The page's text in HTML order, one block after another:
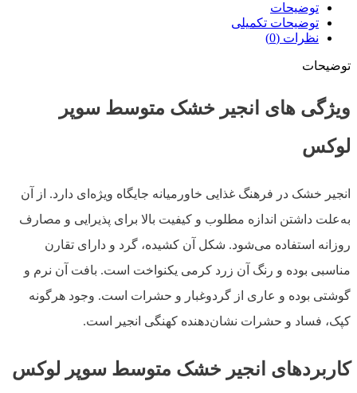
توضیحات
توضیحات تکمیلی
نظرات (0)
توضیحات
ویژگی های انجیر خشک متوسط سوپر
لوکس
انجیر خشک در فرهنگ غذایی خاورمیانه جایگاه ویژه‌ای دارد. از آن
به‌علت داشتن اندازه مطلوب و کیفیت بالا برای پذیرایی و مصارف
روزانه استفاده می‌شود. شکل آن کشیده، گرد و دارای تقارن
مناسبی بوده و رنگ آن زرد کرمی یکنواخت است. بافت آن نرم و
گوشتی بوده و عاری از گردوغبار و حشرات است. وجود هرگونه
کپک، فساد و حشرات نشان‌دهنده کهنگی انجیر است.
کاربردهای انجیر خشک متوسط سوپر لوکس